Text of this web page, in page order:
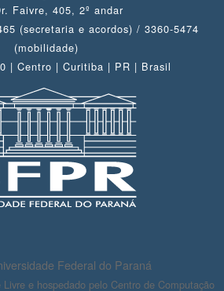
Faivre, 405, 2º andar
(mobilidade)
| Centro | Curitiba | PR | Brasil
Federal do Paraná
e hospedado pelo Centro de Computação